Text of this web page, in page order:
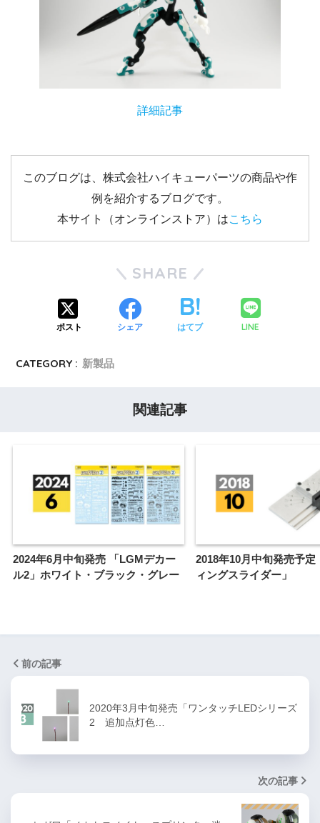
詳細記事
このブログは、株式会社ハイキューパーツの商品や作
例を紹介するブログです。
本サイト（オンラインストア）はこちら
SHARE
ポスト シェア はてブ LINE
CATEGORY : 新製品
関連記事
2024年6月中旬発売 「LGMデカー
ル2」ホワイト・ブラック・グレー
2018年10月中旬発売予定
ィングスライダー」
前の記事
2020年3月中旬発売「ワンタッチLEDシリーズ
2 追加点灯色…
次の記事